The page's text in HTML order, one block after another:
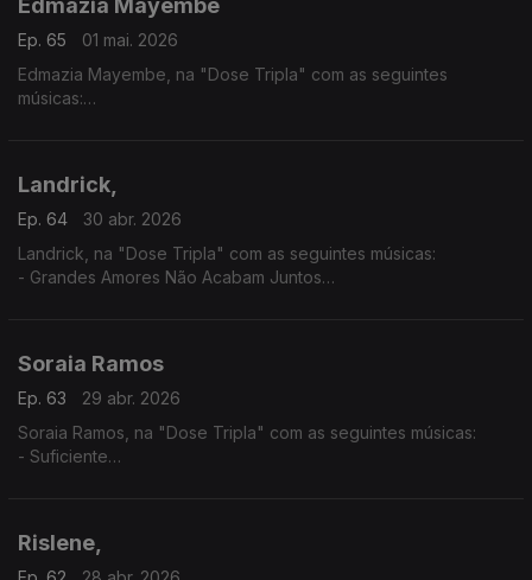
Edmazia Mayembe
Ep. 65
01 mai. 2026
Edmazia Mayembe, na "Dose Tripla" com as seguintes
músicas:
Landrick,
Ep. 64
30 abr. 2026
Landrick, na "Dose Tripla" com as seguintes músicas:
- Grandes Amores Não Acabam Juntos
Soraia Ramos
Ep. 63
29 abr. 2026
Soraia Ramos, na "Dose Tripla" com as seguintes músicas:
- Suficiente
Rislene,